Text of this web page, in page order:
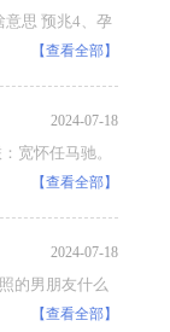
思 预兆4、孕
【查看全部】
2024-07-18
宽怀任马驰。
【查看全部】
2024-07-18
的男朋友什么
【查看全部】